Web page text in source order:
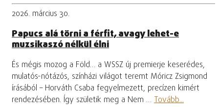
2026. március 30.
Papucs alá törni a férfit, avagy lehet-e
muzsikaszó nélkül élni
És mégis mozog a Föld… a WSSZ új premierje keserédes,
mulatós-nótázós, színházi világot teremt Móricz Zsigmond
írásából – Horváth Csaba fegyelmezett, precízen kimért
rendezésében. Így születik meg a Nem … Tovább...